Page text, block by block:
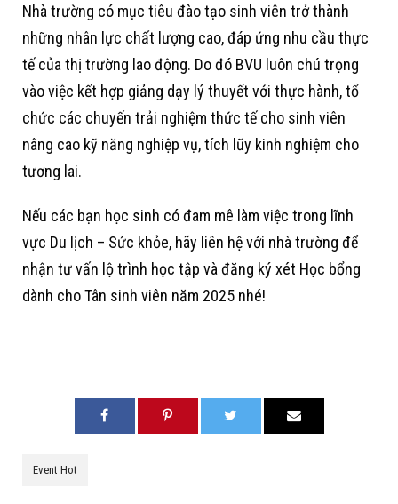
Nhà trường có mục tiêu đào tạo sinh viên trở thành
những nhân lực chất lượng cao, đáp ứng nhu cầu thực
tế của thị trường lao động. Do đó BVU luôn chú trọng
vào việc kết hợp giảng dạy lý thuyết với thực hành, tổ
chức các chuyến trải nghiệm thức tế cho sinh viên
nâng cao kỹ năng nghiệp vụ, tích lũy kinh nghiệm cho
tương lai.
Nếu các bạn học sinh có đam mê làm việc trong lĩnh
vực Du lịch – Sức khỏe, hãy liên hệ với nhà trường để
nhận tư vấn lộ trình học tập và đăng ký xét Học bổng
dành cho Tân sinh viên năm 2025 nhé!
Event Hot